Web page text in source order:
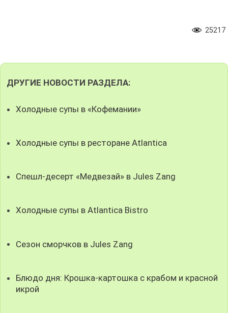
25217
ДРУГИЕ НОВОСТИ РАЗДЕЛА:
Холодные супы в «Кофемании»
Холодные супы в ресторане Atlantica
Спешл-десерт «Медвезай» в Jules Zang
Холодные супы в Atlantica Bistro
Сезон сморчков в Jules Zang
Блюдо дня: Крошка-картошка с крабом и красной
икрой